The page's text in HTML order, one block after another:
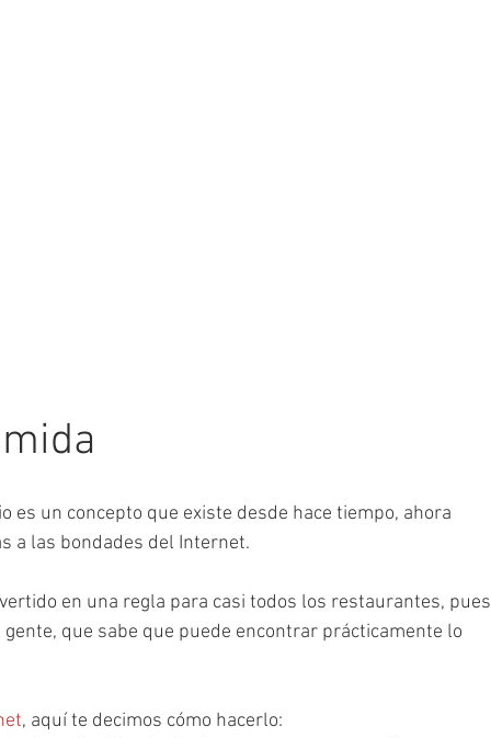
es un concepto que existe desde hace tiempo, ahora
a las bondades del Internet.
en una regla para casi todos los restaurantes, pues
que sabe que puede encontrar prácticamente lo
, aquí te decimos cómo hacerlo: